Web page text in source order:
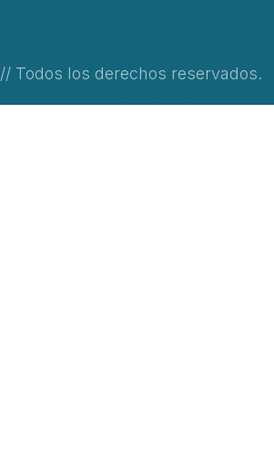
Todos los derechos reservados.